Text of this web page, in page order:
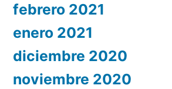
febrero 2021
enero 2021
diciembre 2020
noviembre 2020